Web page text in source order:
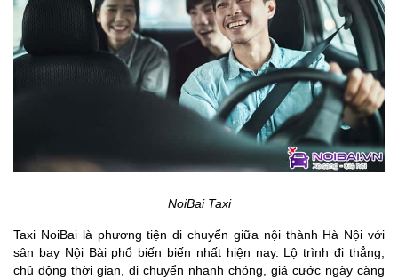
NoiBai Taxi
Taxi NoiBai là phương tiện di chuyển giữa nội thành Hà Nội với
sân bay Nội Bài phổ biến biến nhất hiện nay. Lộ trình đi thẳng,
chủ động thời gian, di chuyển nhanh chóng, giá cước ngày càng